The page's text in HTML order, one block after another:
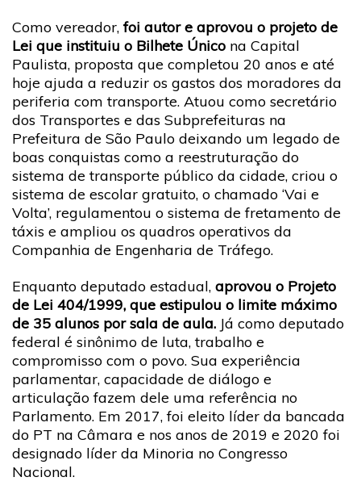
Como vereador,foi autor e aprovou o projeto de
Lei que instituiu o Bilhete Único na Capital
Paulista, proposta que completou 20 anos e até
hoje ajuda a reduzir os gastos dos moradores da
periferia com transporte. Atuou como secretário
dos Transportes e das Subprefeituras na
Prefeitura de São Paulo deixando um legado de
boas conquistas como a reestruturação do
sistema de transporte público da cidade, criou o
sistema de escolar gratuito, o chamado ‘Vai e
Volta’, regulamentou o sistema de fretamento de
táxis e ampliou os quadros operativos da
Companhia de Engenharia de Tráfego.
Enquanto deputado estadual, aprovou o Projeto
de Lei 404/1999, que estipulou o limite máximo
de 35 alunos por sala de aula. Já como deputado
federal é sinônimo de luta, trabalho e
compromisso com o povo. Sua experiência
parlamentar, capacidade de diálogo e
articulação fazem dele uma referência no
Parlamento. Em 2017, foi eleito líder da bancada
do PT na Câmara e nos anos de 2019 e 2020 foi
designado líder da Minoria no Congresso
Nacional.